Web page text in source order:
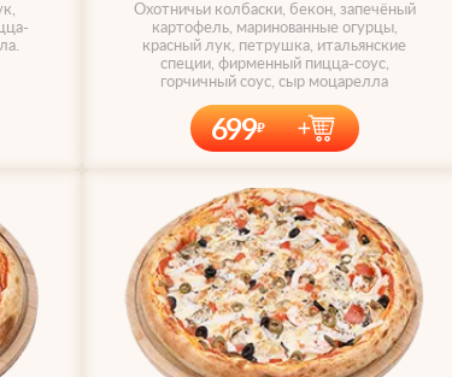
Охотничьи колбаски, бекон, запечёный
картофель, маринованные огурцы,
красный лук, петрушка, итальянские
специи, фирменный пицца-соус,
горчичный соус, сыр моцарелла
699